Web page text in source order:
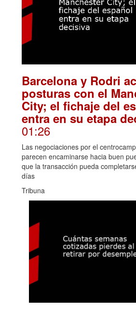
Barcelona y Rodri
posturas con el
City; el fichaje del
entra en su etapa
01:26
Las negociaciones por el
parecen encaminarse hacia buen
que la transacción pueda
días
Tribuna